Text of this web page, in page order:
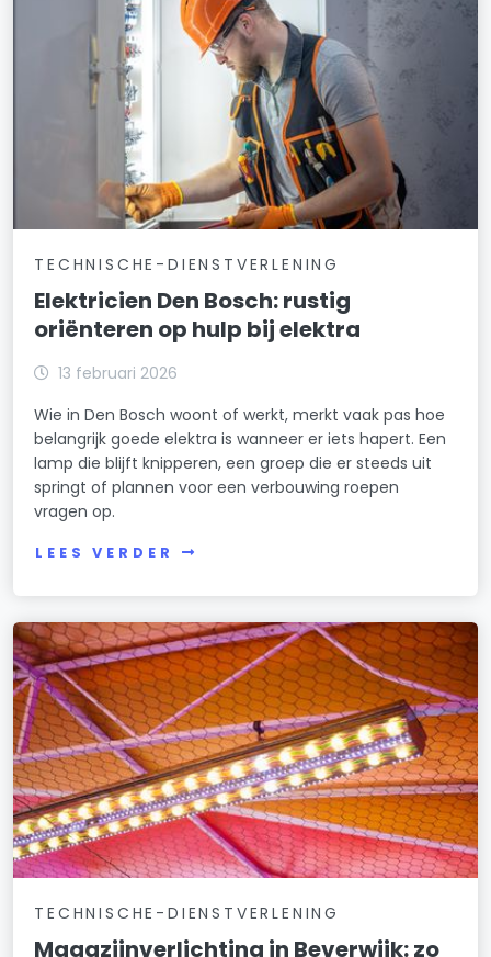
TECHNISCHE-DIENSTVERLENING
Elektricien Den Bosch: rustig
oriënteren op hulp bij elektra
13 februari 2026
Wie in Den Bosch woont of werkt, merkt vaak pas hoe
belangrijk goede elektra is wanneer er iets hapert. Een
lamp die blijft knipperen, een groep die er steeds uit
springt of plannen voor een verbouwing roepen
vragen op.
LEES VERDER
TECHNISCHE-DIENSTVERLENING
Magazijnverlichting in Beverwijk: zo